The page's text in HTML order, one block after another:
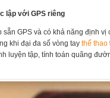
lập với GPS riêng
GPS và có khả năng định vị
khi đại đa số vòng tay thể thao
luyện tập, tính toán quãng